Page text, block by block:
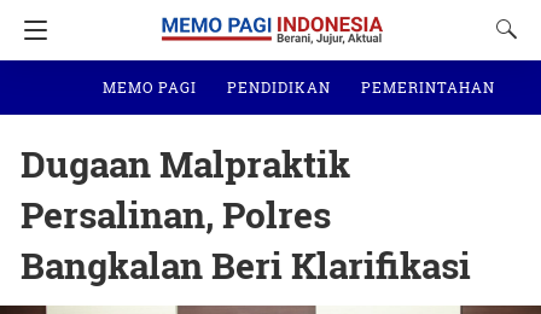
MEMO PAGI PENDIDIKAN PEMERINTAHAN
Dugaan Malpraktik
Persalinan, Polres
Bangkalan Beri Klarifikasi